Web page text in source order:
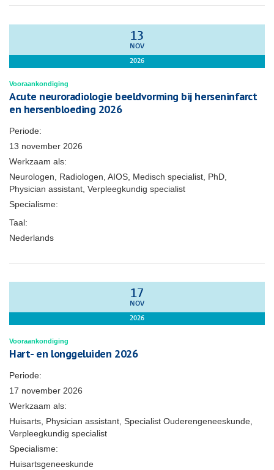
13
NOV
2026
Vooraankondiging
Acute neuroradiologie beeldvorming bij herseninfarct
en hersenbloeding 2026
Periode:
13 november 2026
Werkzaam als:
Neurologen, Radiologen, AIOS, Medisch specialist, PhD,
Physician assistant, Verpleegkundig specialist
Specialisme:
Taal:
Nederlands
17
NOV
2026
Vooraankondiging
Hart- en longgeluiden 2026
Periode:
17 november 2026
Werkzaam als:
Huisarts, Physician assistant, Specialist Ouderengeneeskunde,
Verpleegkundig specialist
Specialisme:
Huisartsgeneeskunde